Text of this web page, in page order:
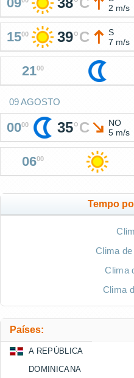
2 m/s
1500 39°C
S
7 m/s
2100
09 AGOSTO
0000 35°C
NO
5 m/s
0600
Tempo
Clima
Clima
Clima
Países:
A REPÚBLICA
DOMINICANA